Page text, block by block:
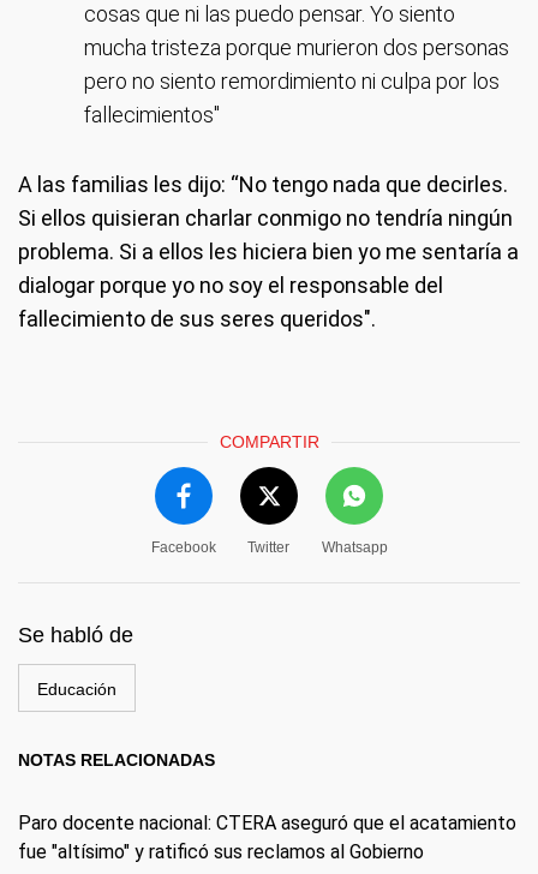
cosas que ni las puedo pensar. Yo siento
mucha tristeza porque murieron dos personas
pero no siento remordimiento ni culpa por los
fallecimientos"
A las familias les dijo: “No tengo nada que decirles.
Si ellos quisieran charlar conmigo no tendría ningún
problema. Si a ellos les hiciera bien yo me sentaría a
dialogar porque yo no soy el responsable del
fallecimiento de sus seres queridos".
COMPARTIR
Facebook Twitter Whatsapp
Se habló de
Educación
NOTAS RELACIONADAS
Paro docente nacional: CTERA aseguró que el acatamiento
fue "altísimo" y ratificó sus reclamos al Gobierno